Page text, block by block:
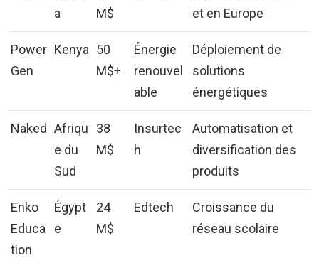
a
M$
et en Europe
Power
Gen
Kenya 50
M$+
Énergie
renouvel
able
Déploiement de
solutions
énergétiques
Naked Afriqu
e du
Sud
38
M$
Insurtec
h
Automatisation et
diversification des
produits
Enko
Educa
tion
Égypt
e
24
M$
Edtech
Croissance du
réseau scolaire